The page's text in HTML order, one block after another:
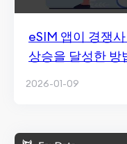
eSIM 앱이 경쟁
상승을 달성한 방
2026-01-09